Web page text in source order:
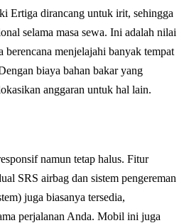
Ertiga dirancang untuk irit, sehingga
selama masa sewa. Ini adalah nilai
menjelajahi banyak tempat
biaya bahan bakar yang
anggaran untuk hal lain.
namun tetap halus. Fitur
SRS airbag dan sistem pengereman
juga biasanya tersedia,
perjalanan Anda. Mobil ini juga